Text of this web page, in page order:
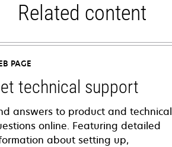
Related content
PAGE
technical support
answers to product and technical
online. Featuring detailed
about setting up,